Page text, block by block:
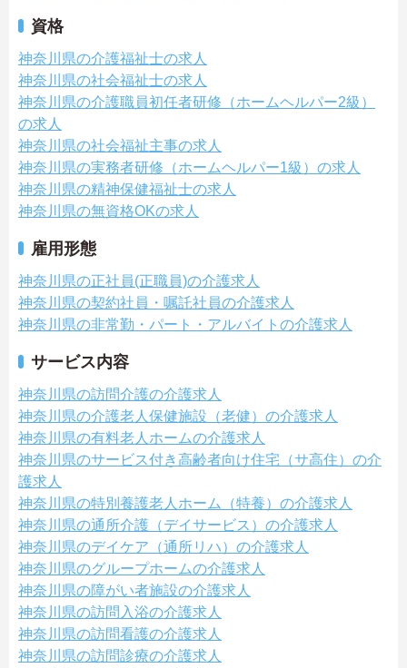
資格
神奈川県の介護福祉士の求人
神奈川県の社会福祉士の求人
神奈川県の介護職員初任者研修（ホームヘルパー2級）
の求人
神奈川県の社会福祉主事の求人
神奈川県の実務者研修（ホームヘルパー1級）の求人
神奈川県の精神保健福祉士の求人
神奈川県の無資格OKの求人
雇用形態
神奈川県の正社員(正職員)の介護求人
神奈川県の契約社員・嘱託社員の介護求人
神奈川県の非常勤・パート・アルバイトの介護求人
サービス内容
神奈川県の訪問介護の介護求人
神奈川県の介護老人保健施設（老健）の介護求人
神奈川県の有料老人ホームの介護求人
神奈川県のサービス付き高齢者向け住宅（サ高住）の介
護求人
神奈川県の特別養護老人ホーム（特養）の介護求人
神奈川県の通所介護（デイサービス）の介護求人
神奈川県のデイケア（通所リハ）の介護求人
神奈川県のグループホームの介護求人
神奈川県の障がい者施設の介護求人
神奈川県の訪問入浴の介護求人
神奈川県の訪問看護の介護求人
神奈川県の訪問診療の介護求人